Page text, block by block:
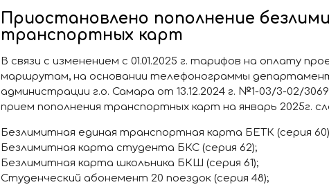
Приостановлено пополнение
транспортных карт
В связи с изменением с 01.01.2025 г. тарифов на оплату
маршрутам, на основании телефонограммы
администрации г.о. Самара от 13.12.2024 г. №1-03/3-02/
прием пополнения транспортных карт на январь 2025г.
Безлимитная единая транспортная карта БЕТК (серия
Безлимитная карта студента БКС (серия 62);
Безлимитная карта школьника БКШ (серия 61);
Студенческий абонемент 20 поездок (серия 48);